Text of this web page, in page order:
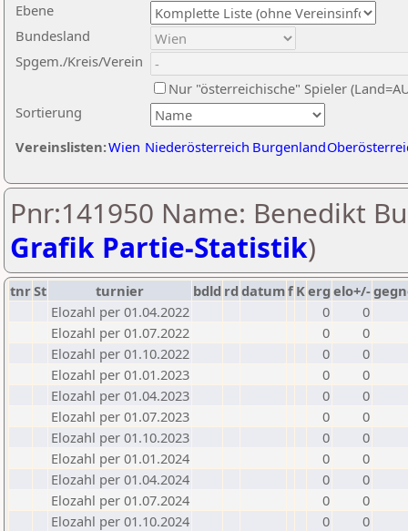
Ebene
Sortierung
Bundesland
Spgem./Kreis/Verein
Nur "österreichische" Spieler
Vereinslisten:Wien Niederösterreich Burgenland
Pnr:141950 Name: Benedikt
Grafik Partie-Statistik)
tnrSt turnier bdld rd datumf Kerg elo+/-
Elozahl per 01.04.2022
0
0
Elozahl per 01.07.2022
0
0
Elozahl per 01.10.2022
0
0
Elozahl per 01.01.2023
0
0
Elozahl per 01.04.2023
0
0
Elozahl per 01.07.2023
0
0
Elozahl per 01.10.2023
0
0
Elozahl per 01.01.2024
0
0
Elozahl per 01.04.2024
0
0
Elozahl per 01.07.2024
0
0
Elozahl per 01.10.2024
0
0